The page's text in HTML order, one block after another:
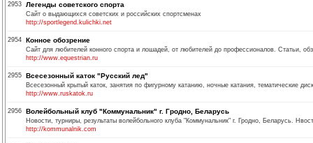
2953 Легенды советского спорта
Сайт о выдающихся советских и российских спортсменах
http://sportlegend.kulichki.net
2954 Конное обозрение
Сайт для любителей конного спорта и лошадей, от любителей до профессионалов. Статьи,
http://www.equestrian.ru
2955 Всесезонный каток "Русский лед"
Всесезонный крытый каток, занятия по фигурному катанию, ночные катания, тематические
http://www.ruskatok.ru
2956 Волейбольный клуб "Коммунальник" г. Гродно, Беларусь
Новости, турниры, результаты волейбольного клуба "Коммунальник" г. Гродно, Беларусь.
http://kommunalnik.com